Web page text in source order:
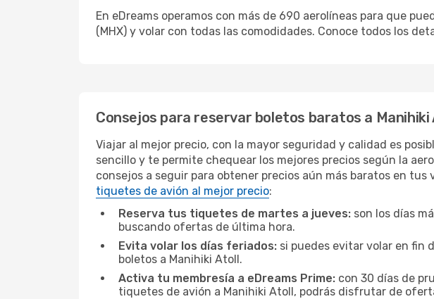
En eDreams operamos con más de 690 aerolíneas para que
(MHX) y volar con todas las comodidades. Conoce todos los
Consejos para reservar boletos baratos a Manihiki
Viajar al mejor precio, con la mayor seguridad y calidad es
sencillo y te permite chequear los mejores precios según la
consejos a seguir para obtener precios aún más baratos en
tiquetes de avión al mejor precio:
Reserva tus tiquetes de martes a jueves: son los días
buscando ofertas de última hora.
Evita volar los días feriados: si puedes evitar volar en fin
boletos a Manihiki Atoll.
Activa tu membresía a eDreams Prime: con 30 días de
tiquetes de avión a Manihiki Atoll, podrás disfrutar de